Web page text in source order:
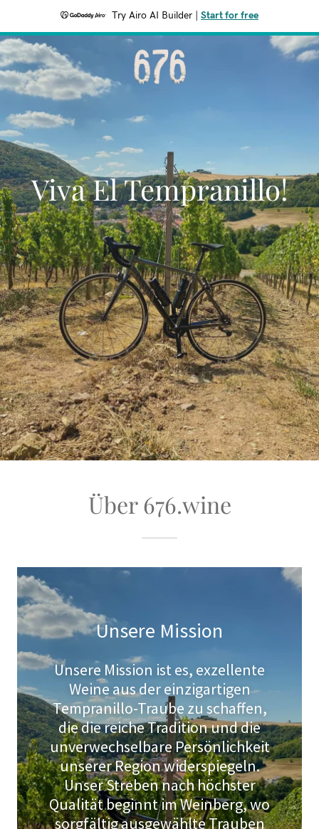
Try Airo AI Builder Start for free
Viva El Tempranillo!
Über 676.wine
Unsere Mission
Unsere Mission ist es, exzellente
Weine aus der einzigartigen
Tempranillo-Traube zu schaffen,
die die reiche Tradition und die
unverwechselbare Persönlichkeit
unserer Region widerspiegeln.
Unser Streben nach höchster
Qualität beginnt im Weinberg, wo
sorgfältig ausgewählte Trauben